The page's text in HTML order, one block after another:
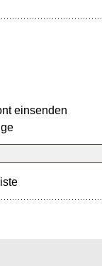
einsenden